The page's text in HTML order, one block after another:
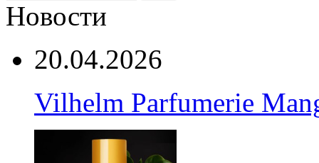
Новости
20.04.2026
Vilhelm Parfumerie